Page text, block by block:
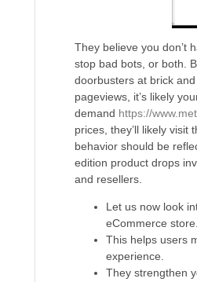
They believe you don’t
stop bad bots, or both.
doorbusters at brick
pageviews, it’s likely
demand https://
prices, they’ll likely
behavior should be
edition product drops
and resellers.
Let us now look
eCommerce store.
This helps users
experience.
They strengthen